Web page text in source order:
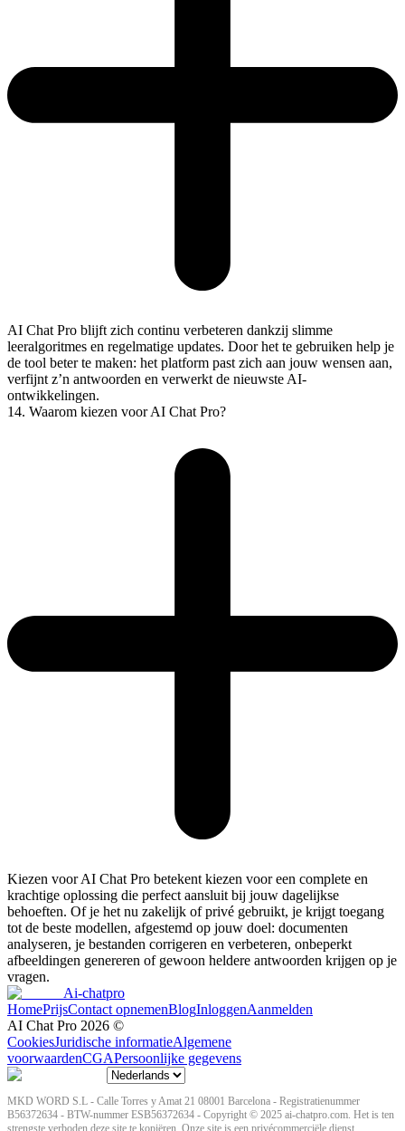
AI Chat Pro blijft zich continu verbeteren dankzij slimme
leeralgoritmes en regelmatige updates. Door het te gebruiken help je
de tool beter te maken: het platform past zich aan jouw wensen aan,
verfijnt z’n antwoorden en verwerkt de nieuwste AI-
ontwikkelingen.
14. Waarom kiezen voor AI Chat Pro?
Kiezen voor AI Chat Pro betekent kiezen voor een complete en
krachtige oplossing die perfect aansluit bij jouw dagelijkse
behoeften. Of je het nu zakelijk of privé gebruikt, je krijgt toegang
tot de beste modellen, afgestemd op jouw doel: documenten
analyseren, je bestanden corrigeren en verbeteren, onbeperkt
afbeeldingen genereren of gewoon heldere antwoorden krijgen op je
vragen.
Ai-chatpro
HomePrijsContact opnemenBlogInloggenAanmelden
AI Chat Pro 2026 ©
CookiesJuridische informatieAlgemene
voorwaardenCGAPersoonlijke gegevens
MKD WORD S.L - Calle Torres y Amat 21 08001 Barcelona - Registratienummer
B56372634 - BTW-nummer ESB56372634 - Copyright © 2025 ai-chatpro.com. Het is ten
strengste verboden deze site te kopiëren. Onze site is een privécommerciële dienst,